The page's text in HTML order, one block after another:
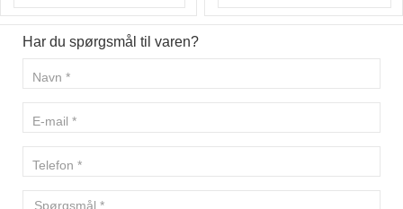
Har du spørgsmål til varen?